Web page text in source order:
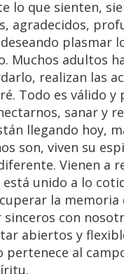
lo que sienten,
agradecidos,
plasmar
Muchos adultos
realizan las
Todo es válido y
sanar y
llegando hoy,
son, viven su
Vienen a
unido a lo
la memoria
sinceros con
abiertos y
pertenece al